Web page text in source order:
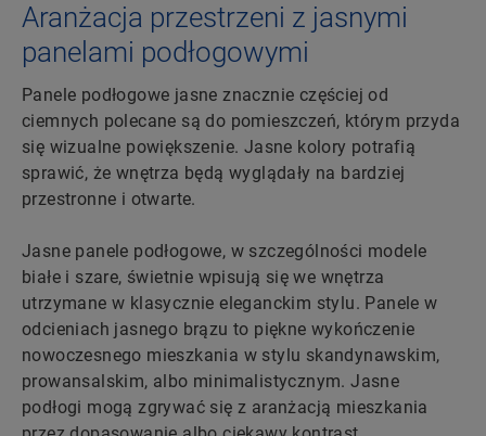
Aranżacja przestrzeni z jasnymi
panelami podłogowymi
Panele podłogowe jasne znacznie częściej od
ciemnych polecane są do pomieszczeń, którym przyda
się wizualne powiększenie. Jasne kolory potrafią
sprawić, że wnętrza będą wyglądały na bardziej
przestronne i otwarte.
Jasne panele podłogowe, w szczególności modele
białe i szare, świetnie wpisują się we wnętrza
utrzymane w klasycznie eleganckim stylu. Panele w
odcieniach jasnego brązu to piękne wykończenie
nowoczesnego mieszkania w stylu skandynawskim,
prowansalskim, albo minimalistycznym. Jasne
podłogi mogą zgrywać się z aranżacją mieszkania